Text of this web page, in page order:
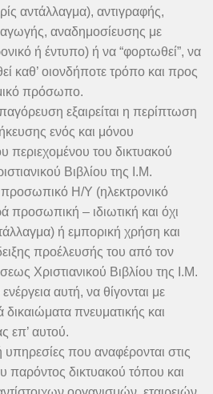
αντάλλαγμα), αντιγραφής,
αναδημοσίευσης με
ή έντυπο) ή να “φορτωθεί”, να
καθ’ οιονδήποτε τρόπο και προς
πρόσωπο.
εξαιρείται η περίπτωση
ενός και μόνου
περιεχομένου του δικτυακού
Βιβλίου της Ι.Μ.
Η/Υ (ηλεκτρονικό
προσωπική – ιδιωτική και όχι
ή εμπορική χρήση και
προέλευσής του από τον
Χριστιανικού Βιβλίου της Ι.Μ.
αυτή, να θίγονται με
δικαιώματα πνευματικής και
επ’ αυτού.
που αναφέρονται στις
παρόντος δικτυακού τόπου και